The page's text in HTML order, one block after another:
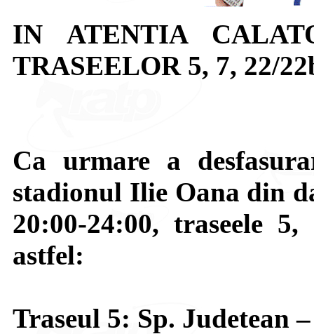
IN ATENTIA
TRASEELOR 5, 7, 22/
Ca urmare a
stadionul Ilie Oana din
20:00-24:00, traseele
astfel:
Traseul 5: Sp. Judetean